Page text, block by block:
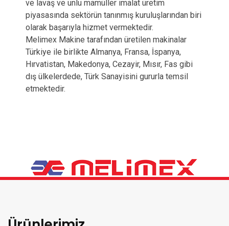
ve lavaş ve unlu mamüller imalat üretim
piyasasında sektörün tanınmış kuruluşlarından biri
olarak başarıyla hizmet vermektedir.
Melimex Makine tarafından üretilen makinalar
Türkiye ile birlikte Almanya, Fransa, İspanya,
Hırvatistan, Makedonya, Cezayir, Mısır, Fas gibi
dış ülkelerdede, Türk Sanayisini gururla temsil
etmektedir.